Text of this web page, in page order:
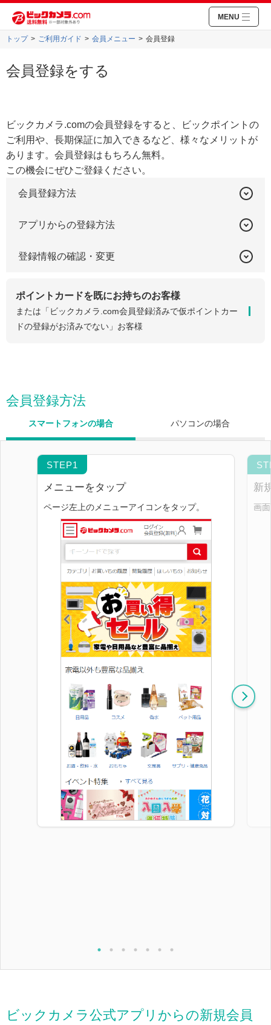
MENU
トップ ご利用ガイド 会員メニュー 会員登録
会員登録をする
ビックカメラ.comの会員登録をすると、ビックポイントの
ご利用や、長期保証に加入できるなど、様々なメリットが
あります。会員登録はもちろん無料。
この機会にぜひご登録ください。
会員登録方法
アプリからの登録方法
登録情報の確認・変更
ポイントカードを既にお持ちのお客様
または「ビックカメラ.com会員登録済みで仮ポイントカー
ドの登録がお済みでない」お客様
会員登録方法
スマートフォンの場合 パソコンの場合
メニューをタップ
ページ左上のメニューアイコンをタップ。
新
画
ビックカメラ公式アプリからの新規会員